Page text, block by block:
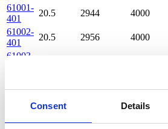
Consent Details
61001-
401
20.5 2944 4000
61002-
401
20.5 2956 4000
61003-
401
61005-
20.5 4000